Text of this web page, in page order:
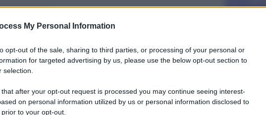
My Personal Information
opt-out of the sale, sharing to third parties, or processing of your personal or
for targeted advertising by us, please use the below opt-out section to
selection.
that after your opt-out request is processed you may continue seeing interest-
on personal information utilized by us or personal information disclosed to
to your opt-out.
il titolo, forte anche della crescita
Freddie
Economia
Cassetto